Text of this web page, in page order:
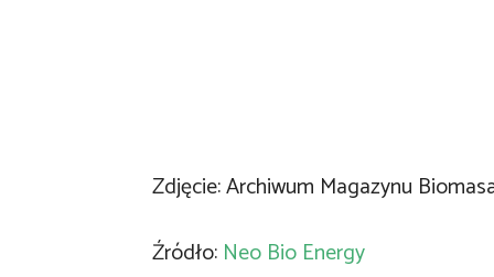
Zdjęcie: Archiwum Magazynu
Źródło: Neo Bio Energy